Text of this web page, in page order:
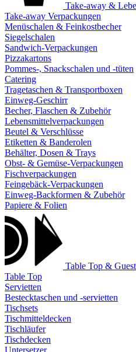
Take-away &
Take-away Verpackungen
Menüschalen & Feinkostbecher
Siegelschalen
Sandwich-Verpackungen
Pizzakartons
Pommes-, Snackschalen und -tüten
Catering
Tragetaschen & Transportboxen
Einweg-Geschirr
Becher, Flaschen & Zubehör
Lebensmittelverpackungen
Beutel & Verschlüsse
Etiketten & Banderolen
Behälter, Dosen & Trays
Obst- & Gemüse-Verpackungen
Fischverpackungen
Feingebäck-Verpackungen
Einweg-Backformen & Zubehör
Papiere & Folien
Table Top &
Table Top
Servietten
Bestecktaschen und -servietten
Tischsets
Tischmitteldecken
Tischläufer
Tischdecken